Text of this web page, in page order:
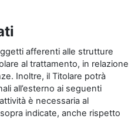
afferenti alle strutture
al trattamento, in relazione
Inoltre, il Titolare potrà
all’esterno ai seguenti
è necessaria al
indicate, anche rispetto